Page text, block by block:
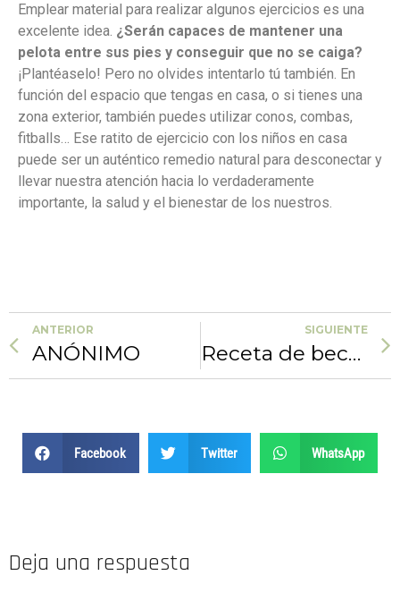
Emplear material para realizar algunos ejercicios es una
excelente idea. ¿Serán capaces de mantener una
pelota entre sus pies y conseguir que no se caiga?
¡Plantéaselo! Pero no olvides intentarlo tú también. En
función del espacio que tengas en casa, o si tienes una
zona exterior, también puedes utilizar conos, combas,
fitballs… Ese ratito de ejercicio con los niños en casa
puede ser un auténtico remedio natural para desconectar y
llevar nuestra atención hacia lo verdaderamente
importante, la salud y el bienestar de los nuestros.
ANTERIOR
ANÓNIMO
SIGUIENTE
Receta de bechamel de calabacín fit
Facebook Twitter WhatsApp
Deja una respuesta